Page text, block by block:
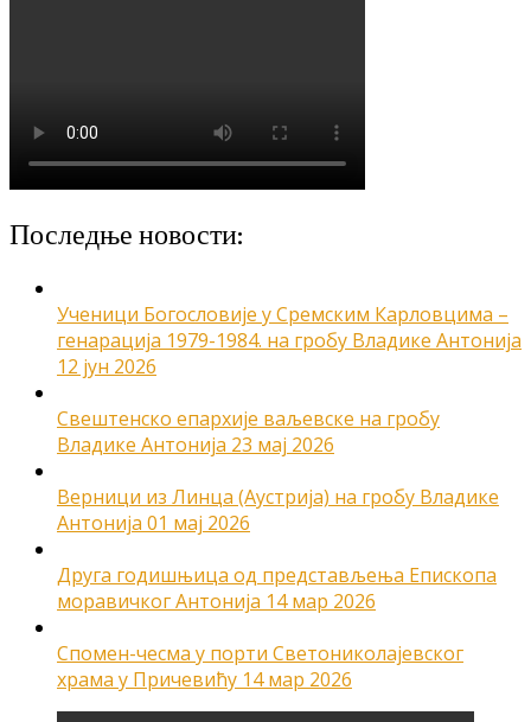
Последње новости:
Ученици Богословије у Сремским Карловцима –
генарација 1979-1984. на гробу Владике Антонија
12 јун 2026
Свештенско епархије ваљевске на гробу
Владике Антонија 23 мај 2026
Верници из Линца (Аустрија) на гробу Владике
Антонија 01 мај 2026
Друга годишњица од представљења Епископа
моравичког Антонија 14 мар 2026
Спомен-чесма у порти Светониколајевског
храма у Причевићу 14 мар 2026